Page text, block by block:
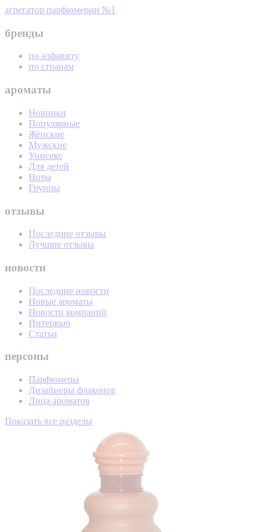
агрегатор парфюмерии №1
бренды
по алфавиту
по странам
ароматы
Новинки
Популярные
Женские
Мужские
Унисекс
Для детей
Ноты
Группы
отзывы
Последние отзывы
Лучшие отзывы
новости
Последние новости
Новые ароматы
Новости компаний
Интервью
Статьи
персоны
Парфюмеры
Дизайнеры флаконов
Лица ароматов
Показать все разделы